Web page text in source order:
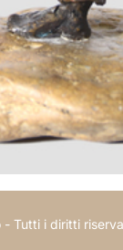
Tutti i diritti